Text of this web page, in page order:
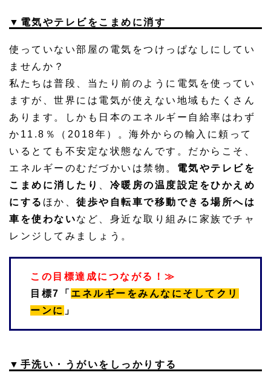
▼電気やテレビをこまめに消す
使っていない部屋の電気をつけっぱなしにしてい
ませんか？
私たちは普段、当たり前のように電気を使ってい
ますが、世界には電気が使えない地域もたくさん
あります。しかも日本のエネルギー自給率はわず
か11.8％（2018年）。海外からの輸入に頼って
いるとても不安定な状態なんです。だからこそ、
エネルギーのむだづかいは禁物。 電気やテレビを
こまめに消したり
冷暖房の温度設定をひかえめ
にする ほか、 徒歩や自転車で移動できる場所へは
車を使わないなど、身近な取り組みに家族でチャ
レンジしてみましょう。
この目標達成につながる！≫
目標7「 エネルギーをみんなにそしてクリ
ーンに 」
▼手洗い・うがいをしっかりする